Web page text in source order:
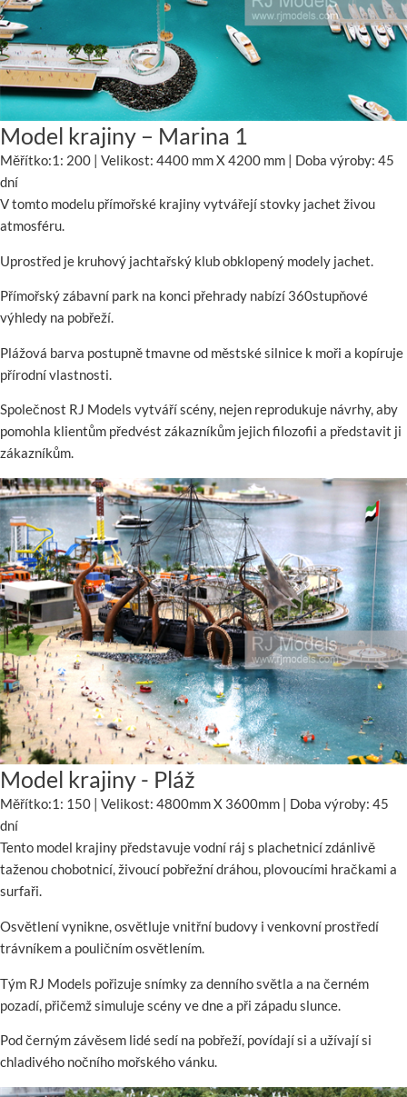
Model krajiny – Marina 1
Měřítko:1: 200 | Velikost: 4400 mm X 4200 mm | Doba výroby: 45
dní
V tomto modelu přímořské krajiny vytvářejí stovky jachet živou
atmosféru.
Uprostřed je kruhový jachtařský klub obklopený modely jachet.
Přímořský zábavní park na konci přehrady nabízí 360stupňové
výhledy na pobřeží.
Plážová barva postupně tmavne od městské silnice k moři a kopíruje
přírodní vlastnosti.
Společnost RJ Models vytváří scény, nejen reprodukuje návrhy, aby
pomohla klientům předvést zákazníkům jejich filozofii a představit ji
zákazníkům.
Model krajiny - Pláž
Měřítko:1: 150 | Velikost: 4800mm X 3600mm | Doba výroby: 45
dní
Tento model krajiny představuje vodní ráj s plachetnicí zdánlivě
taženou chobotnicí, živoucí pobřežní dráhou, plovoucími hračkami a
surfaři.
Osvětlení vynikne, osvětluje vnitřní budovy i venkovní prostředí
trávníkem a pouličním osvětlením.
Tým RJ Models pořizuje snímky za denního světla a na černém
pozadí, přičemž simuluje scény ve dne a při západu slunce.
Pod černým závěsem lidé sedí na pobřeží, povídají si a užívají si
chladivého nočního mořského vánku.